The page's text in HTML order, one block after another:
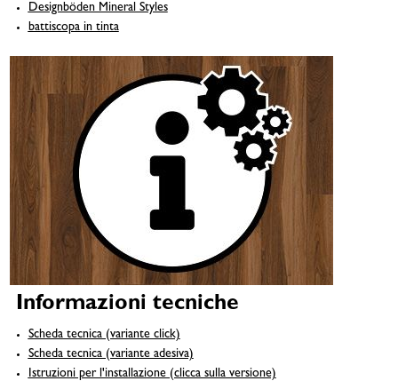
Designböden Mineral Styles
battiscopa in tinta
Informazioni tecniche
Scheda tecnica (variante click)
Scheda tecnica (variante adesiva)
Istruzioni per l'installazione (clicca sulla versione)